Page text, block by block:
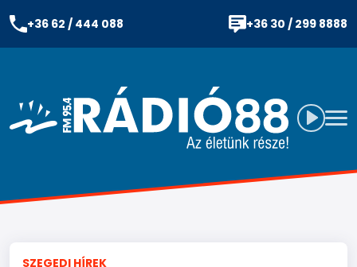
+36 62 / 444 088 +36 30 / 299 8888
SZEGEDI HÍREK